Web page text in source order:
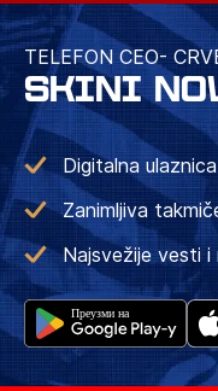
TELEFON CEO-
SKINI
Digitalna
Zanimljiva
Najsvežije vesti